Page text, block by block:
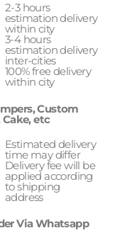
2-3 hours
estimation delivery
within city
3-4 hours
estimation delivery
inter-cities
100% free delivery
within city
Custom
etc
Estimated delivery
time may differ
Delivery fee will be
applied according
to shipping
address
Via Whatsapp